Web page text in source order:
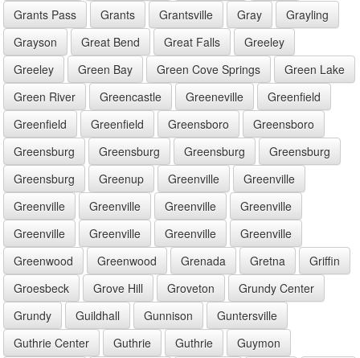
Grants Pass
Grants Grantsville Gray
Grayling
Grayson
Great Bend Great Falls
Greeley
Greeley
Green Bay Green Cove Springs
Green Lake
Green River
Greencastle Greeneville
Greenfield
Greenfield
Greenfield Greensboro
Greensboro
Greensburg
Greensburg Greensburg
Greensburg
Greensburg
Greenup Greenville
Greenville
Greenville
Greenville Greenville
Greenville
Greenville
Greenville Greenville
Greenville
Greenwood
Greenwood Grenada Gretna
Griffin
Groesbeck
Grove Hill Groveton
Grundy Center
Grundy
Guildhall Gunnison
Guntersville
Guthrie Center
Guthrie Guthrie
Guymon